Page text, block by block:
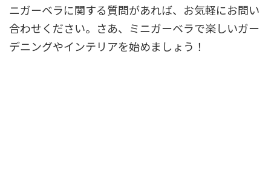
ニガーベラに関する質問があれば、お気軽にお問い
合わせください。さあ、ミニガーベラで楽しいガー
デニングやインテリアを始めましょう！